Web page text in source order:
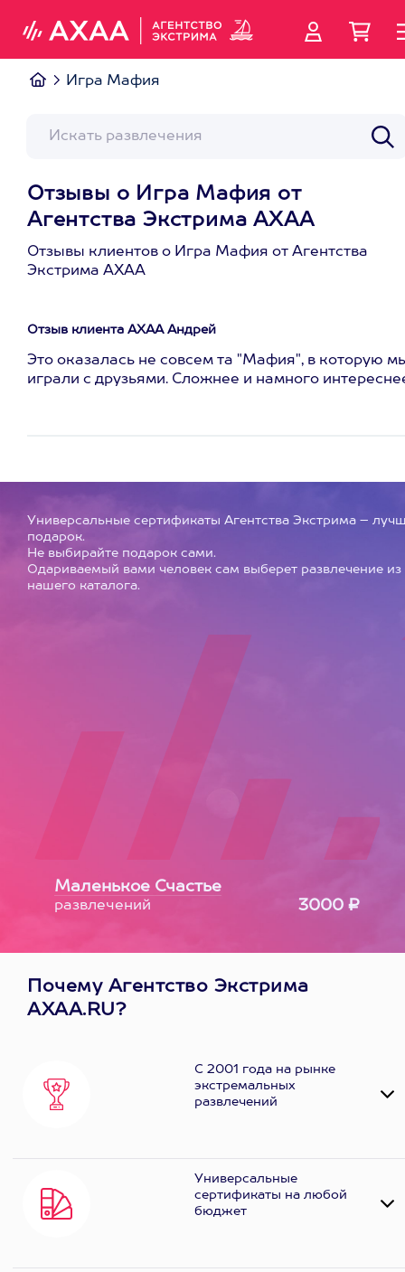
Игра Мафия
Отзывы о Игра Мафия от
Агентства Экстрима АХАА
Отзывы клиентов о Игра Мафия от Агентства
Экстрима АХАА
Отзыв клиента АХАА Андрей
Это оказалась не совсем та "Мафия", в которую
играли с друзьями. Сложнее и намного
Универсальные сертификаты Агентства Экстрима –
подарок.
Не выбирайте подарок сами.
Одариваемый вами человек сам выберет развлечение из
нашего каталога.
Маленькое Счастье
развлечений 3000 ₽
Почему Агентство Экстрима
AXAA.RU?
С 2001 года на рынке
экстремальных
развлечений
Универсальные
сертификаты на любой
бюджет